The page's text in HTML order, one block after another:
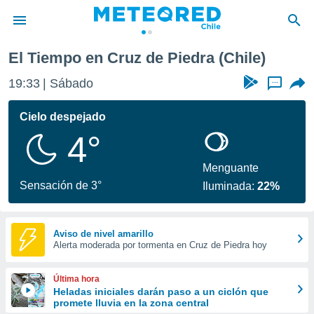
de
por
se
calidad.
a este
las
y
forma
digital
basada
El Tiempo en Cruz de Piedra (Chile)
19:33 Sábado ...
Cielo despejado
4°
Sensación de 3°
Menguante
Iluminada:22%
Aviso de nivel amarillo
Alerta moderada por tormenta en Cruz de Piedra hoy
Última hora
Heladas iniciales darán paso a un ciclón que
promete lluvia en la zona central